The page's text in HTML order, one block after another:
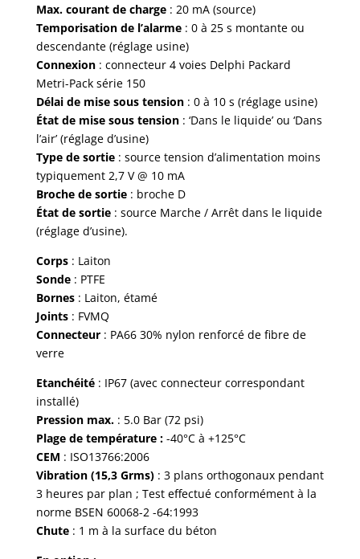
Max. courant de charge: 20 mA (source)
Temporisation de l’alarme: 0 à 25 s montante ou
descendante (réglage usine)
Connexion: connecteur 4 voies Delphi Packard
Metri-Pack série 150
Délai de mise sous tension: 0 à 10 s (réglage usine)
État de mise sous tension: ‘Dans le liquide’ ou ‘Dans
l’air’ (réglage d’usine)
Type de sortie: source tension d’alimentation moins
typiquement 2,7 V @ 10 mA
Broche de sortie: broche D
État de sortie: source Marche / Arrêt dans le liquide
(réglage d’usine).
Corps: Laiton
Sonde: PTFE
Bornes: Laiton, étamé
Joints: FVMQ
Connecteur: PA66 30% nylon renforcé de fibre de
verre
Etanchéité: IP67 (avec connecteur correspondant
installé)
Pression max. : 5.0 Bar (72 psi)
Plage de température : -40°C à +125°C
CEM : ISO13766:2006
Vibration (15,3 Grms): 3 plans orthogonaux pendant
3 heures par plan ; Test effectué conformément à la
norme BSEN 60068-2 -64:1993
Chute: 1 m à la surface du béton